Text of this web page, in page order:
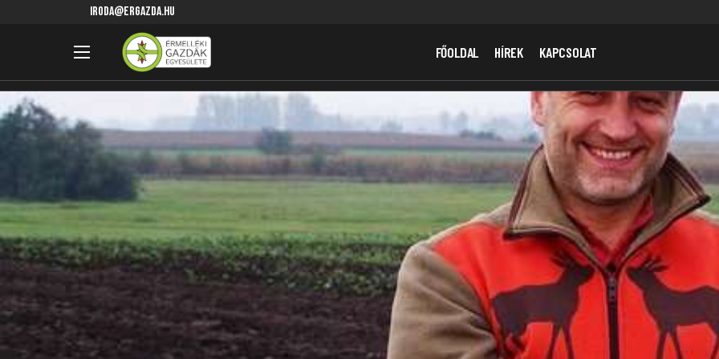
iroda@ergazda.hu
FŐOLDAL HÍREK KAPCSOLAT
GazdaHirek Talajmegújító Mezőgazdasági Szakmai Nap Lesz A PKE-N